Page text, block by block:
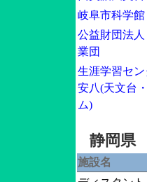
岐阜市科学館
公益財団法
業団
生涯学習セ
安八(天文台
ム)
静岡県
施設名